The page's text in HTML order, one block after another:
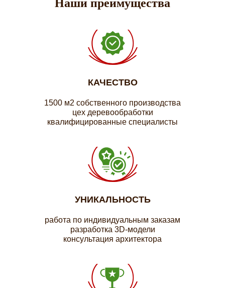
Наши преимущества
КАЧЕСТВО
1500 м2 собственного производства
цех деревообработки
квалифицированные специалисты
УНИКАЛЬНОСТЬ
работа по индивидуальным заказам
разработка 3D-модели
консультация архитектора